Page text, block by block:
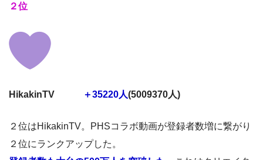
２位
HikakinTV ＋35220人(5009370人)
２位はHikakinTV。PHSコラボ動画が登録者数増に繋がり
２位にランクアップした。